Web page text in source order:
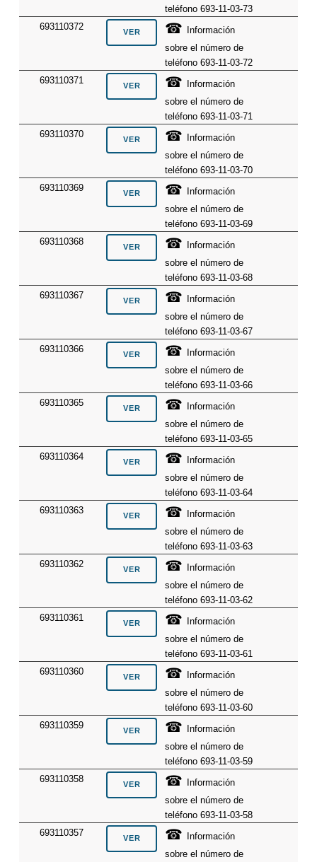
teléfono 693-11-03-73
693110372
☎
Información
sobre el número de
teléfono 693-11-03-72
693110371
☎
Información
sobre el número de
teléfono 693-11-03-71
693110370
☎
Información
sobre el número de
teléfono 693-11-03-70
693110369
☎
Información
sobre el número de
teléfono 693-11-03-69
693110368
☎
Información
sobre el número de
teléfono 693-11-03-68
693110367
☎
Información
sobre el número de
teléfono 693-11-03-67
693110366
☎
Información
sobre el número de
teléfono 693-11-03-66
693110365
☎
Información
sobre el número de
teléfono 693-11-03-65
693110364
☎
Información
sobre el número de
teléfono 693-11-03-64
693110363
☎
Información
sobre el número de
teléfono 693-11-03-63
693110362
☎
Información
sobre el número de
teléfono 693-11-03-62
693110361
☎
Información
sobre el número de
teléfono 693-11-03-61
693110360
☎
Información
sobre el número de
teléfono 693-11-03-60
693110359
☎
Información
sobre el número de
teléfono 693-11-03-59
693110358
☎
Información
sobre el número de
teléfono 693-11-03-58
693110357
☎
Información
sobre el número de